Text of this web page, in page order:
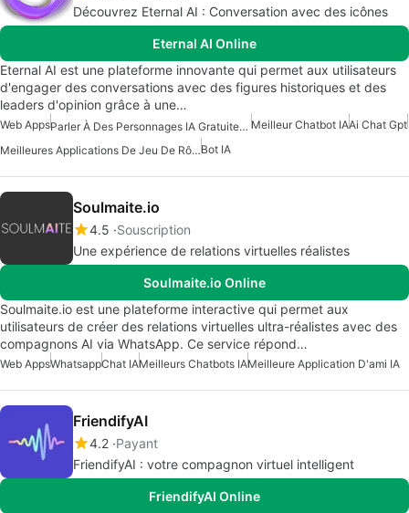
Découvrez Eternal AI : Conversation avec des icônes
Eternal AI Online
Eternal AI est une plateforme innovante qui permet aux utilisateurs
d'engager des conversations avec des figures historiques et des
leaders d'opinion grâce à une…
Web Apps Parler À Des Personnages IA Gratuitement Meilleur Chatbot IAAi Chat Gpt
Meilleures Applications De Jeu De Rôle AIBot IA
Soulmaite.io
4.5 Souscription
Une expérience de relations virtuelles réalistes
Soulmaite.io Online
Soulmaite.io est une plateforme interactive qui permet aux
utilisateurs de créer des relations virtuelles ultra-réalistes avec des
compagnons AI via WhatsApp. Ce service répond…
Web AppsWhatsappChat IAMeilleurs Chatbots IAMeilleure Application D'ami IA
FriendifyAI
4.2 Payant
FriendifyAI : votre compagnon virtuel intelligent
FriendifyAI Online